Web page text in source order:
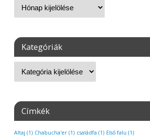
Kategóriák
Címkék
Altaj (1) Chabucha'er (1) családfa (1) Első falu (1)